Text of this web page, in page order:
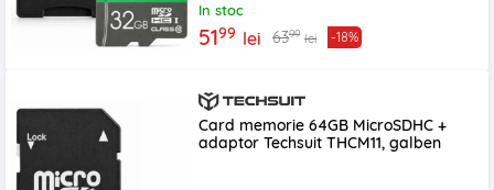
In stoc
5199 lei 6399 lei -18%
Card memorie 64GB MicroSDHC +
adaptor Techsuit THCM11, galben